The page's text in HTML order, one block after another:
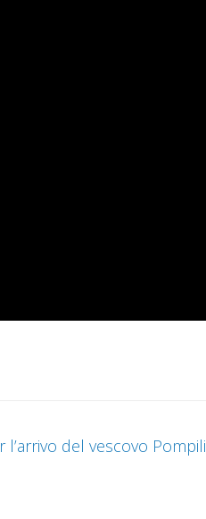
del vescovo Pompili